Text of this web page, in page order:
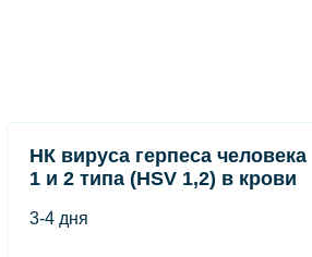
НК вируса герпеса человека
1 и 2 типа (HSV 1,2) в крови
3-4 дня